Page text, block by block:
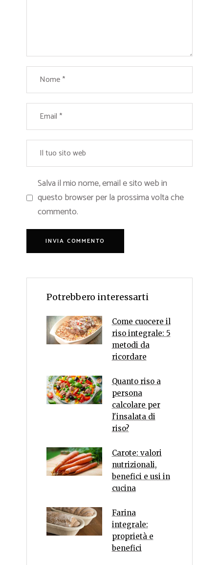
Salva il mio nome, email e sito web in
questo browser per la prossima volta che
commento.
Potrebbero interessarti
Come cuocere il
riso integrale: 5
metodi da
ricordare
Quanto riso a
persona
calcolare per
l'insalata di
riso?
Carote: valori
nutrizionali,
benefici e usi in
cucina
Farina
integrale:
proprietà e
benefici